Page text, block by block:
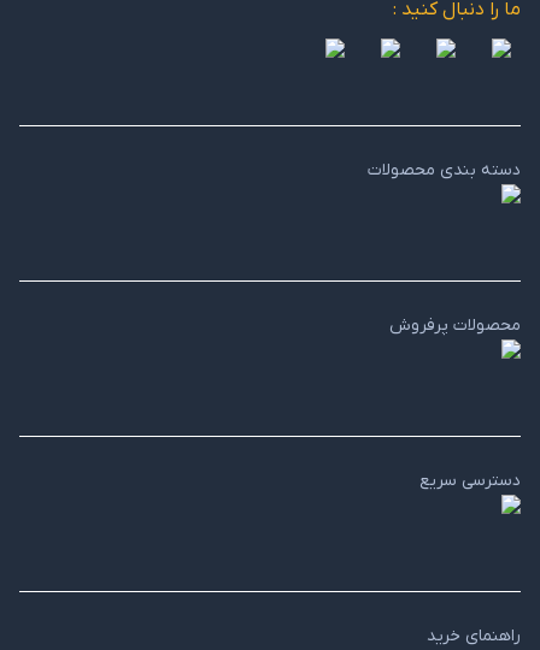
ما را دنبال کنید :
دسته بندی محصولات
محصولات پرفروش
دسترسی سریع
راهنمای خرید